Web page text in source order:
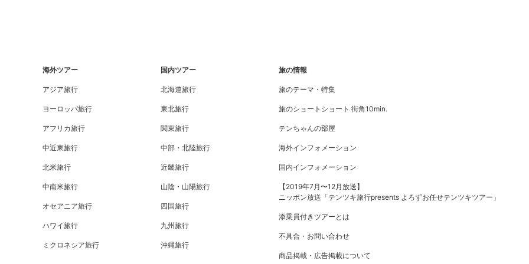
海外ツアー
アジア旅行
ヨーロッパ旅行
アフリカ旅行
中近東旅行
北米旅行
中南米旅行
オセアニア旅行
ハワイ旅行
ミクロネシア旅行
国内ツアー
北海道旅行
東北旅行
関東旅行
中部・北陸旅行
近畿旅行
山陰・山陽旅行
四国旅行
九州旅行
沖縄旅行
旅の情報
旅のテーマ・特集
旅のショートショート 街角10min.
テンちゃんの部屋
海外インフォメーション
国内インフォメーション
【2019年7月〜12月放送】
ニッポン放送「テンツキ旅行presents よろずお任せテンツキツアー」
添乗員付きツアーとは
不具合・お問い合わせ
商品掲載・広告掲載について